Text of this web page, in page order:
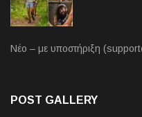
Νέο – με υποστήριξη
POST GALLERY